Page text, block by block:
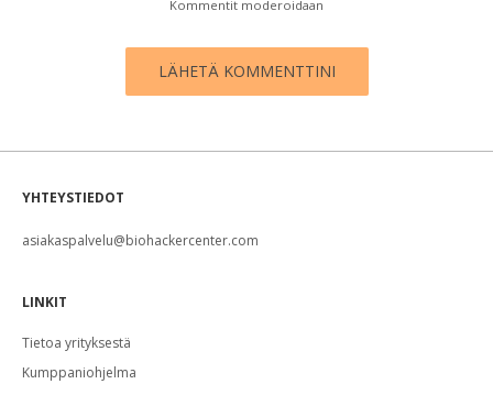
Kommentit moderoidaan
LÄHETÄ KOMMENTTINI
YHTEYSTIEDOT
asiakaspalvelu@biohackercenter.com
LINKIT
Tietoa yrityksestä
Kumppaniohjelma